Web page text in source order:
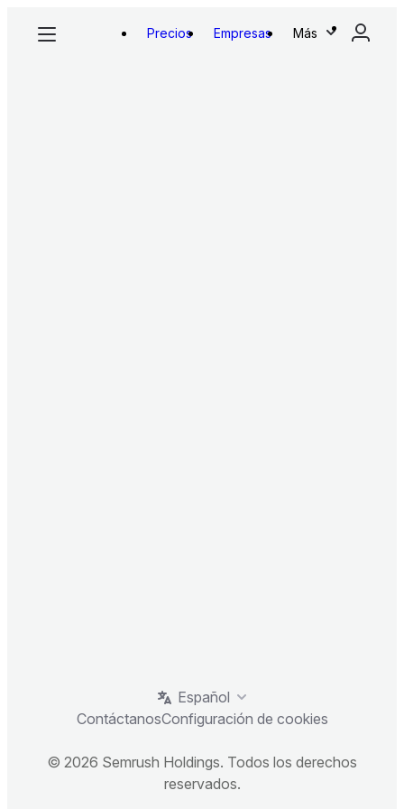
Precios Empresas Más
Español
ContáctanosConfiguración de cookies
© 2026 Semrush Holdings. Todos los derechos
reservados.